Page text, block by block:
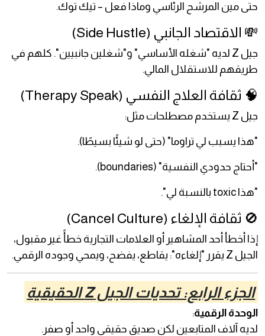
حتى مين المرشح الرئاسي وماذا فعل – تيك توك.
💸 الاقتصاد الجانبي (Side Hustle)
جيل Z لديه "شغله الأساسي" و"شغلين جانبيين". كلهم في
طريقهم للاستقلال المالي.
🧠 ثقافة العلاج النفسي (Therapy Speak)
جيل Z يستخدم مصطلحات مثل:
"هذا يسبب لي تراوما" (حتى لو شيئًا بسيطًا).
"أحتاج حدودي النفسية" (boundaries).
"هذا toxic بالنسبة لي".
🚫 ثقافة الإلغاء (Cancel Culture)
إذا أخطأ أحد المشاهير أو العلامات التجارية خطأً غير مقبول،
الجيل Z يقرر "إلغاءه": يقاطع، يفضح، ويمحي وجوده الرقمي.
الجزء الرابع: تحديات الجيل Z الحقيقية
الوحدة الرقمية:
لديه آلاف المتابعين لكن صديق حقيقي واحد أو صفر.